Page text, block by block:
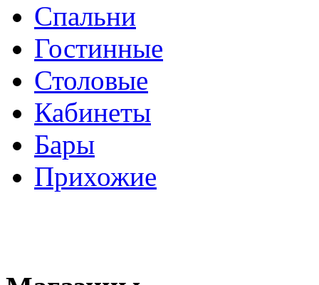
Спальни
Гостинные
Столовые
Кабинеты
Бары
Прихожие